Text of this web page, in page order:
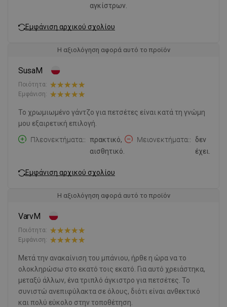
αγκίστρων.
Εμφάνιση αρχικού σχολίου
Η αξιολόγηση αφορά αυτό το προϊόν
SusaM
Ποιότητα:
Εμφάνιση:
Το χρωμιωμένο γάντζο για πετσέτες είναι κατά τη γνώμη
μου εξαιρετική επιλογή.
Πλεονεκτήματα:
πρακτικό,
αισθητικό.
Μειονεκτήματα:
δεν
έχει.
Εμφάνιση αρχικού σχολίου
Η αξιολόγηση αφορά αυτό το προϊόν
VarvM
Ποιότητα:
Εμφάνιση:
Μετά την ανακαίνιση του μπάνιου, ήρθε η ώρα να το
ολοκληρώσω στο εκατό τοις εκατό. Για αυτό χρειάστηκα,
μεταξύ άλλων, ένα τριπλό άγκιστρο για πετσέτες. Το
συνιστώ ανεπιφύλακτα σε όλους, διότι είναι ανθεκτικό
και πολύ εύκολο στην τοποθέτηση.